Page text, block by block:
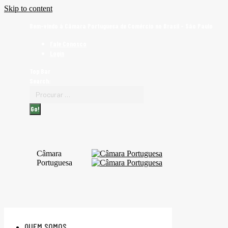
Skip to content
Câmara
Portuguesa